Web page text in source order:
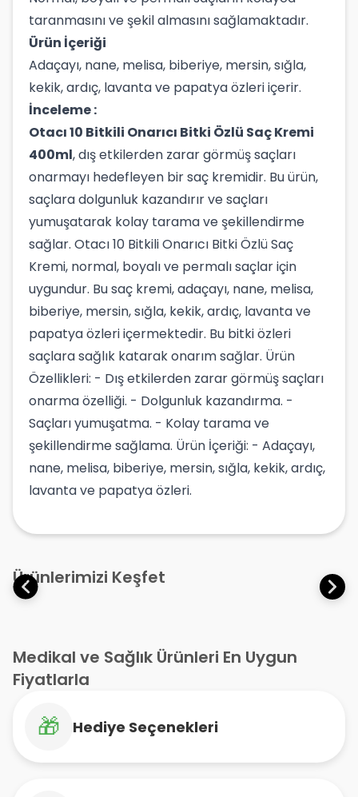
taranmasını ve şekil almasını sağlamaktadır.
Ürün İçeriği
Adaçayı, nane, melisa, biberiye, mersin, sığla,
kekik, ardıç, lavanta ve papatya özleri içerir.
İnceleme :
Otacı 10 Bitkili Onarıcı Bitki Özlü Saç Kremi
400ml, dış etkilerden zarar görmüş saçları
onarmayı hedefleyen bir saç kremidir. Bu ürün,
saçlara dolgunluk kazandırır ve saçları
yumuşatarak kolay tarama ve şekillendirme
sağlar. Otacı 10 Bitkili Onarıcı Bitki Özlü Saç
Kremi, normal, boyalı ve permalı saçlar için
uygundur. Bu saç kremi, adaçayı, nane, melisa,
biberiye, mersin, sığla, kekik, ardıç, lavanta ve
papatya özleri içermektedir. Bu bitki özleri
saçlara sağlık katarak onarım sağlar. Ürün
Özellikleri: - Dış etkilerden zarar görmüş saçları
onarma özelliği. - Dolgunluk kazandırma. -
Saçları yumuşatma. - Kolay tarama ve
şekillendirme sağlama. Ürün İçeriği: - Adaçayı,
nane, melisa, biberiye, mersin, sığla, kekik, ardıç,
lavanta ve papatya özleri.
Ürünlerimizi Keşfet
Medikal ve Sağlık Ürünleri En Uygun
Fiyatlarla
🎁 Hediye Seçenekleri